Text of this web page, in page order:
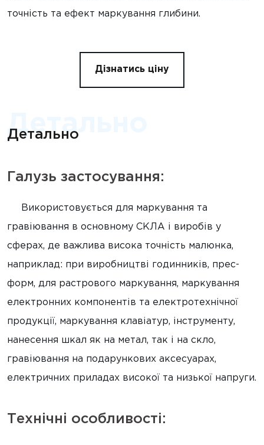
точність та ефект маркування глибини.
Дізнатись ціну
Детально
Детально
Галузь застосування:
Використовується для маркування та
гравіювання в основному СКЛА і виробів у
сферах, де важлива висока точність малюнка,
наприклад: при виробництві годинників, прес-
форм, для растрового маркування, маркування
електронних компонентів та електротехнічної
продукції, маркування клавіатур, інструменту,
нанесення шкал як на метал, так і на скло,
гравіювання на подарункових аксесуарах,
електричних приладах високої та низької напруги.
Технічні особливості: